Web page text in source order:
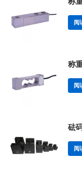
阅
称
阅
砝
阅